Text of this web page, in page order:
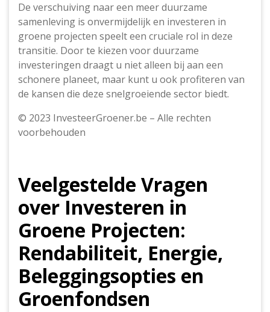
De verschuiving naar een meer duurzame
samenleving is onvermijdelijk en investeren in
groene projecten speelt een cruciale rol in deze
transitie. Door te kiezen voor duurzame
investeringen draagt u niet alleen bij aan een
schonere planeet, maar kunt u ook profiteren van
de kansen die deze snelgroeiende sector biedt.
© 2023 InvesteerGroener.be – Alle rechten
voorbehouden
Veelgestelde Vragen
over Investeren in
Groene Projecten:
Rendabiliteit, Energie,
Beleggingsopties en
Groenfondsen